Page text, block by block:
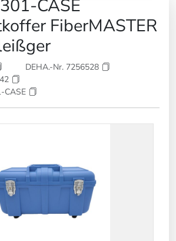
CASE
FiberMASTER
DEHA.-Nr. 7256528
CASE